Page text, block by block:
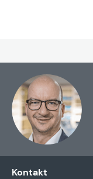
Kontakt